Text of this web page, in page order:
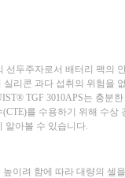
선두주자로서 배터리 팩의
리콘 과다 섭취의 위험을
TGF 3010APS는 충
를 수용하기 위해 수
알아볼 수 있습니다.
이려 함에 따라 대량의 셀